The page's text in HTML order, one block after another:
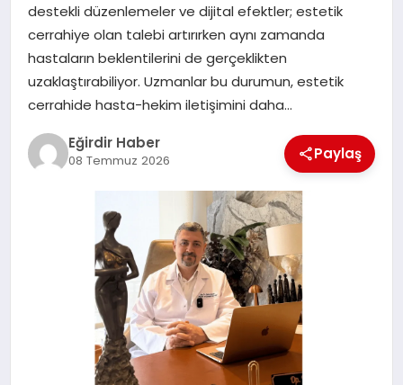
destekli düzenlemeler ve dijital efektler; estetik
cerrahiye olan talebi artırırken aynı zamanda
hastaların beklentilerini de gerçeklikten
uzaklaştırabiliyor. Uzmanlar bu durumun, estetik
cerrahide hasta-hekim iletişimini daha…
Eğirdir Haber
08 Temmuz 2026 Paylaş